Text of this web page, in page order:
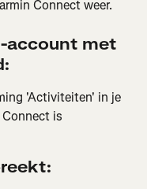
Connect weer.
account met
'Activiteiten' in je
is